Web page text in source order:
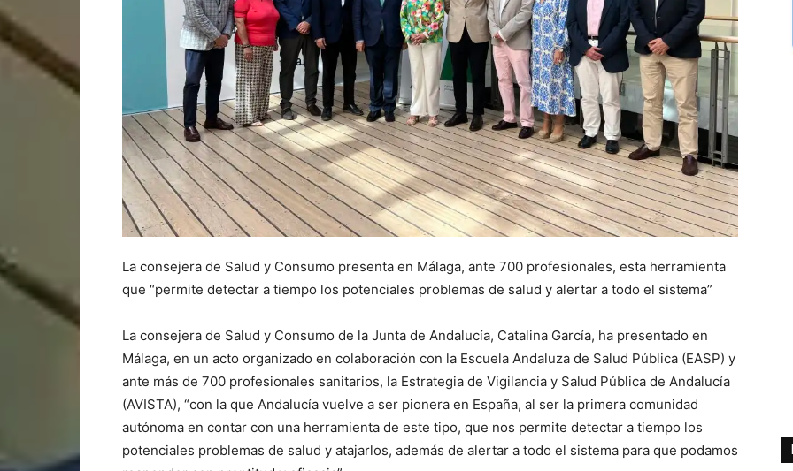
La consejera de Salud y Consumo presenta en Málaga, ante 700 profesionales, esta herramienta
que “permite detectar a tiempo los potenciales problemas de salud y alertar a todo el sistema”
La consejera de Salud y Consumo de la Junta de Andalucía, Catalina García, ha presentado en
Málaga, en un acto organizado en colaboración con la Escuela Andaluza de Salud Pública (EASP) y
ante más de 700 profesionales sanitarios, la Estrategia de Vigilancia y Salud Pública de Andalucía
(AVISTA), “con la que Andalucía vuelve a ser pionera en España, al ser la primera comunidad
autónoma en contar con una herramienta de este tipo, que nos permite detectar a tiempo los
potenciales problemas de salud y atajarlos, además de alertar a todo el sistema para que podamos